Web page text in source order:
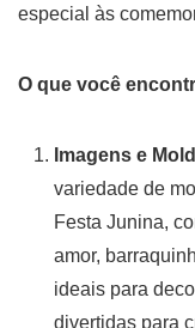
especial às
O que você
Imagens e
variedade de
Festa Junina,
amor,
ideais para
divertidas para